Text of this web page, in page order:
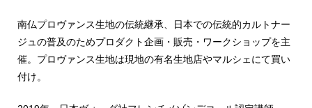
南仏プロヴァンス生地の伝統継承、日本での伝統的カルトナー
ジュの普及のためプロダクト企画・販売・ワークショップを主
催。プロヴァンス生地は現地の有名生地店やマルシェにて買い
付け。